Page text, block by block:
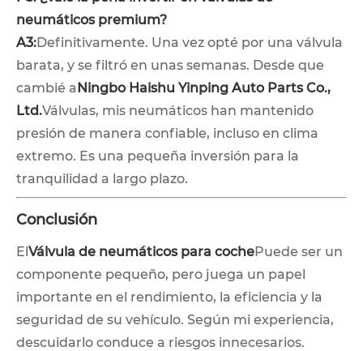
neumáticos premium?
A3:Definitivamente. Una vez opté por una válvula
barata, y se filtró en unas semanas. Desde que
cambié aNingbo Haishu Yinping Auto Parts Co.,
Ltd.Válvulas, mis neumáticos han mantenido
presión de manera confiable, incluso en clima
extremo. Es una pequeña inversión para la
tranquilidad a largo plazo.
Conclusión
ElVálvula de neumáticos para cochePuede ser un
componente pequeño, pero juega un papel
importante en el rendimiento, la eficiencia y la
seguridad de su vehículo. Según mi experiencia,
descuidarlo conduce a riesgos innecesarios.